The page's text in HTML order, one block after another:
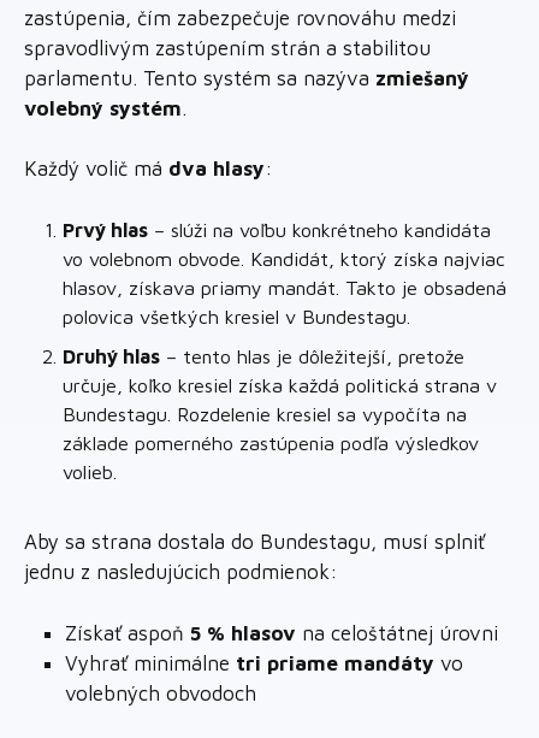
zastúpenia, čím zabezpečuje rovnováhu medzi
spravodlivým zastúpením strán a stabilitou
parlamentu. Tento systém sa nazýva zmiešaný
volebný systém.
Každý volič má dva hlasy:
Prvý hlas – slúži na voľbu konkrétneho kandidáta
vo volebnom obvode. Kandidát, ktorý získa najviac
hlasov, získava priamy mandát. Takto je obsadená
polovica všetkých kresiel v Bundestagu.
Druhý hlas – tento hlas je dôležitejší, pretože
určuje, koľko kresiel získa každá politická strana v
Bundestagu. Rozdelenie kresiel sa vypočíta na
základe pomerného zastúpenia podľa výsledkov
volieb.
Aby sa strana dostala do Bundestagu, musí splniť
jednu z nasledujúcich podmienok:
Získať aspoň 5 % hlasov na celoštátnej úrovni
Vyhrať minimálne tri priame mandáty vo
volebných obvodoch